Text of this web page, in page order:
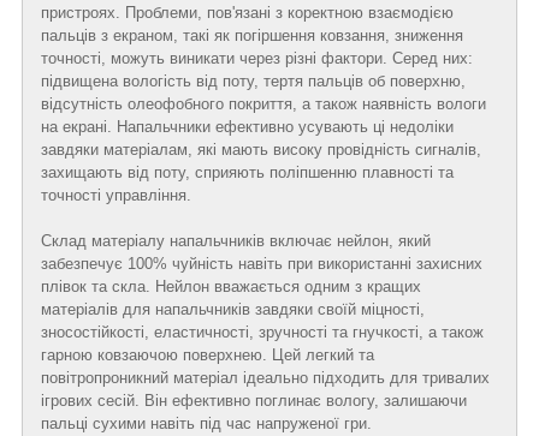
пристроях. Проблеми, пов'язані з коректною взаємодією
пальців з екраном, такі як погіршення ковзання, зниження
точності, можуть виникати через різні фактори. Серед них:
підвищена вологість від поту, тертя пальців об поверхню,
відсутність олеофобного покриття, а також наявність вологи
на екрані. Напальчники ефективно усувають ці недоліки
завдяки матеріалам, які мають високу провідність сигналів,
захищають від поту, сприяють поліпшенню плавності та
точності управління.
Склад матеріалу напальчників включає нейлон, який
забезпечує 100% чуйність навіть при використанні захисних
плівок та скла. Нейлон вважається одним з кращих
матеріалів для напальчників завдяки своїй міцності,
зносостійкості, еластичності, зручності та гнучкості, а також
гарною ковзаючою поверхнею. Цей легкий та
повітропроникний матеріал ідеально підходить для тривалих
ігрових сесій. Він ефективно поглинає вологу, залишаючи
пальці сухими навіть під час напруженої гри.